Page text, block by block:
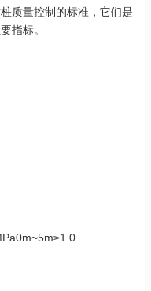
质量控制的标准，它们是
指标。